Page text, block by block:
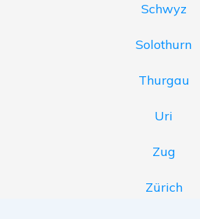
Schwyz
Solothurn
Thurgau
Uri
Zug
Zürich